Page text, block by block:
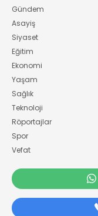
Gündem
Asayiş
Siyaset
Eğitim
Ekonomi
Yaşam
Sağlık
Teknoloji
Röportajlar
Spor
Vefat